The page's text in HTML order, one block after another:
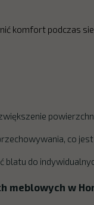
komfort podczas
co
do
meblowych w